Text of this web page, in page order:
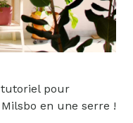
pour
en une serre !